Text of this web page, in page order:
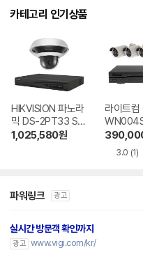
카테고리 인기상품
HIKVISION 파노라
믹 DS-2PT33 ST
COM + Pro Serie
1,025,580원
라이트
3.0 (1)
파워링크 광고
실시간 방문객 확인까지
광고 www.vigi.com/kr/